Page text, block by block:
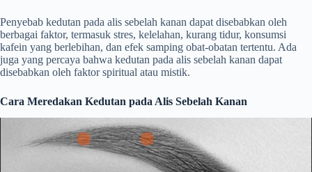
Penyebab kedutan pada alis sebelah kanan dapat disebabkan oleh
berbagai faktor, termasuk stres, kelelahan, kurang tidur, konsumsi
kafein yang berlebihan, dan efek samping obat-obatan tertentu. Ada
juga yang percaya bahwa kedutan pada alis sebelah kanan dapat
disebabkan oleh faktor spiritual atau mistik.
Cara Meredakan Kedutan pada Alis Sebelah Kanan